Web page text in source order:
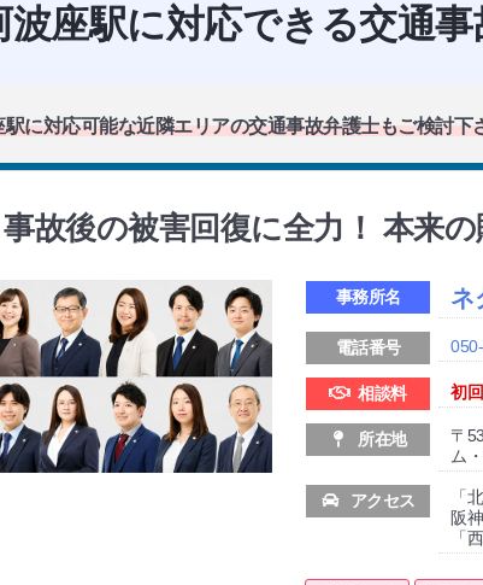
波座駅に対応できる交通
駅に対応可能な近隣エリアの交通事故弁護士もご検討下
事故後の被害回復に全力！ 本来
事務所名 ネ
電話番号
相談料 初
所在地
〒
ム
アクセス
「
阪
「